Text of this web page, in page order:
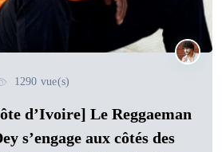
1290 vue(s)
d’Ivoire] Le Reggaeman
s’engage aux côtés des